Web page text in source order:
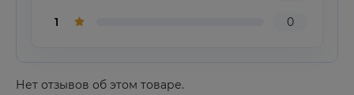
1 0
Нет отзывов об этом товаре.